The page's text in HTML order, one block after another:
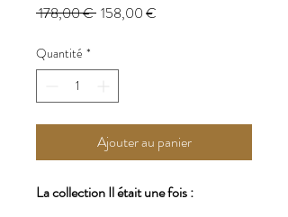
178,00 € Prix
158,00 €
Quantité *
Ajouter au panier
La collection Il était une fois :